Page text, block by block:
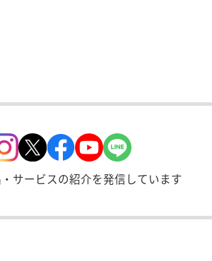
サービスの紹介を発信しています